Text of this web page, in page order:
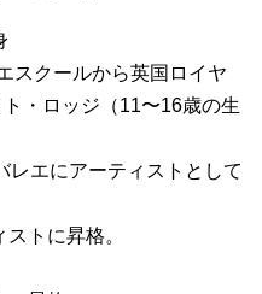
スクールから英国ロイヤ
・ロッジ（11〜16歳の生
エにアーティストとして
トに昇格。